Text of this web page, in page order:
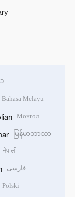
Bahasa Melayu
Монгол
မြန်မာဘာသာ
नेपाली
فارسی
Polski